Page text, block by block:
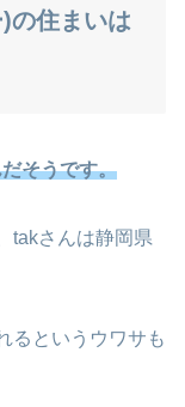
の住まいは
そうです。
takさんは静岡県
るというウワサも